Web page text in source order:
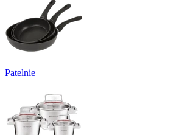
Patelnie